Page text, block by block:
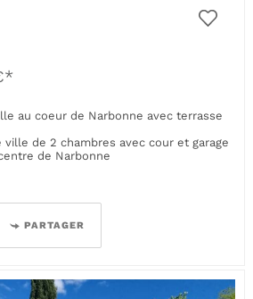
au coeur de Narbonne avec terrasse
ville de 2 chambres avec cour et garage
de Narbonne
PARTAGER